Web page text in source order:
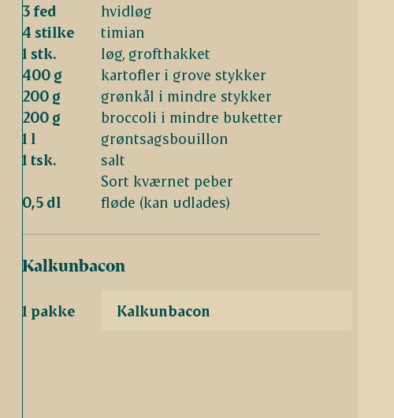
3 fed
hvidløg
4 stilke
timian
1 stk.
løg, grofthakket
400 g
kartofler i grove stykker
200 g
grønkål i mindre stykker
200 g
broccoli i mindre buketter
1 l
grøntsagsbouillon
1 tsk.
salt
Sort kværnet peber
0,5 dl
fløde (kan udlades)
Kalkunbacon
1 pakke Kalkunbacon